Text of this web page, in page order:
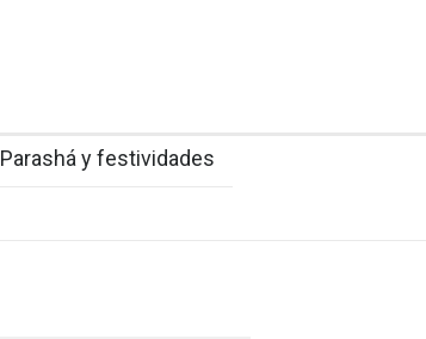
Parashá y festividades